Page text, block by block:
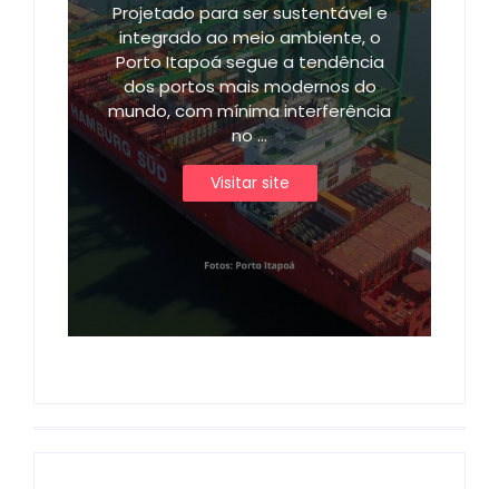
Projetado para ser sustentável e
integrado ao meio ambiente, o
Porto Itapoá segue a tendência
dos portos mais modernos do
mundo, com mínima interferência
no ...
Visitar site